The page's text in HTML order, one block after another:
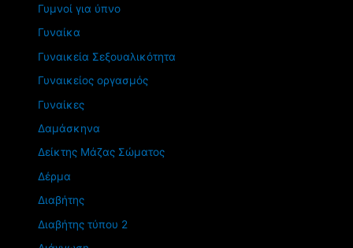
Γυμνοί για ύπνο
Γυναίκα
Γυναικεία Σεξουαλικότητα
Γυναικείος οργασμός
Γυναίκες
Δαμάσκηνα
Δείκτης Μάζας Σώματος
Δέρμα
Διαβήτης
Διαβήτης τύπου 2